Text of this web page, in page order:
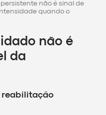
não é sinal de
quando o
não é
da
reabilitação